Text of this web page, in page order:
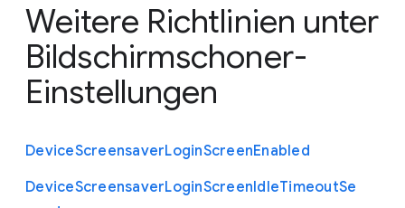
Weitere Richtlinien unter
Bildschirmschoner-
Einstellungen
DeviceScreensaverLoginScreenEnabled
DeviceScreensaverLoginScreenIdleTimeoutSe